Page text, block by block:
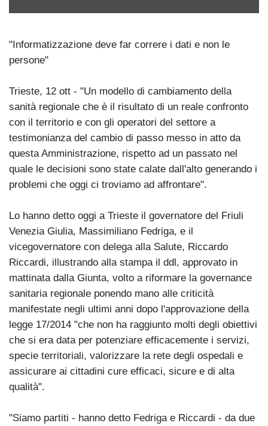
"Informatizzazione deve far correre i dati e non le
persone"
Trieste, 12 ott - "Un modello di cambiamento della
sanità regionale che è il risultato di un reale confronto
con il territorio e con gli operatori del settore a
testimonianza del cambio di passo messo in atto da
questa Amministrazione, rispetto ad un passato nel
quale le decisioni sono state calate dall'alto generando i
problemi che oggi ci troviamo ad affrontare".
Lo hanno detto oggi a Trieste il governatore del Friuli
Venezia Giulia, Massimiliano Fedriga, e il
vicegovernatore con delega alla Salute, Riccardo
Riccardi, illustrando alla stampa il ddl, approvato in
mattinata dalla Giunta, volto a riformare la governance
sanitaria regionale ponendo mano alle criticità
manifestate negli ultimi anni dopo l'approvazione della
legge 17/2014 "che non ha raggiunto molti degli obiettivi
che si era data per potenziare efficacemente i servizi,
specie territoriali, valorizzare la rete degli ospedali e
assicurare ai cittadini cure efficaci, sicure e di alta
qualità".
"Siamo partiti - hanno detto Fedriga e Riccardi - da due